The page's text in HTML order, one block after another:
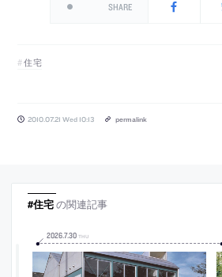
SHARE
住宅
2010.07.21 Wed 10:13 permalink
#住宅の関連記事
2026.7.30 THU